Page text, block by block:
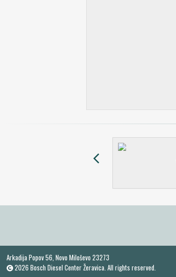
arrow_back_ios
Arkadija Popov 56, Novo Miloševo 23273
2026 Bosch Diesel Center Žeravica. All rights reserved.